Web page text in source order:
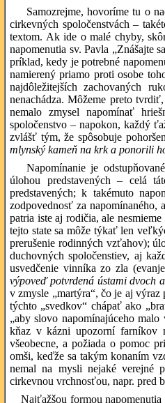
Samozrejme, hovoríme tu o
cirkevných spoločenstvách –
textom. Ak ide o malé chyby,
napomenutia sv. Pavla „Znášajte
príklad, kedy je potrebné
namierený priamo proti osobe
najdôležitejších zachovaných
nenachádza. Môžeme preto
nemalo zmysel napomínať
spoločenstvo – napokon, každý
zvlášť tým, že spôsobuje
mlynský kameň na krk a ponorili
Napomínanie je
úlohou predstavených – celá
predstavených; k takémuto
zodpovednosť za
patria iste aj rodičia, ale
tejto state sa môže týkať len
prerušenie rodinných vzťahov);
duchovných spoločenstiev, aj
usvedčenie vinníka zo zla
výpoveď potvrdená ústami dvoch
v zmysle „martýra“, čo je aj
týchto „svedkov“ chápať ako
„aby slovo napomínajúceho
kňaz v kázni upozorní farníkov
všeobecne, a požiada o pomoc
omši, keďže sa takým konaním
nemal na mysli nejaké verejné
cirkevnou vrchnosťou, napr. pred
Najťažšou formou